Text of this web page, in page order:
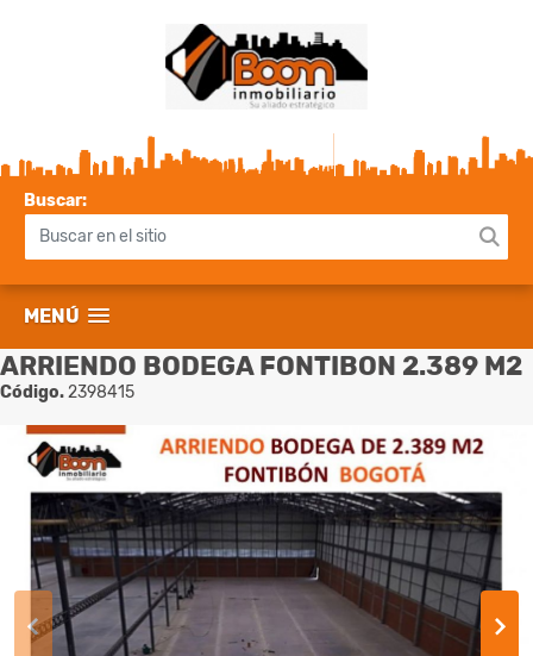
Buscar:
MENÚ
ARRIENDO BODEGA FONTIBON 2.389 M2
Código.2398415